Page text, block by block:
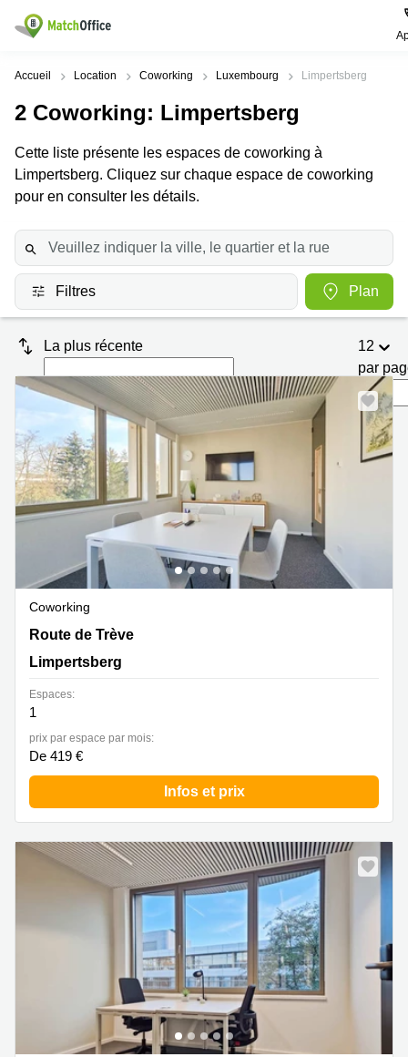
Rechercher / publier
Pages
produits
Bureau
d’affaires
Coworking
Salles
de
virtuel
Villes
Luxembourg
Esch-
Alzette
Senningerberg
Bertrange
Recherches
Сoworking
Luxembourg
réunion
Luxembourg
Coworking
Bertrange
d'affaires
Bureaux
Bertrange
Сoworking
Esch-sur-
Alzette
Сoworking
Sandweiler
Esch-
sur-
Alzette
Bureaux
Luxembourg
Centres
d’affaires
Bertrange
Esch-
sur-
Alzette
Aide
Qui sommes-nous?
Prix
Connexion
Choisissez une langue
Luxembourg
Accueil Location Coworking Luxembourg Limpertsberg
2 Coworking: Limpertsberg
Cette liste présente les espaces de coworking à
Limpertsberg. Cliquez sur chaque espace de coworking
pour en consulter les détails.
Filtres Plan
La plus récente
12
par
Coworking
Route de Trève 6D,Bâtiment D, Limpertsberg
Route de Trève
Limpertsberg
Espaces:
1
prix par espace par mois:
De 419 €
Infos et prix